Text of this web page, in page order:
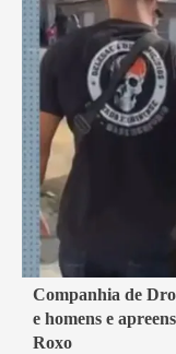
1 min read
Belford Roxo
Companhia de
e homens e
Roxo